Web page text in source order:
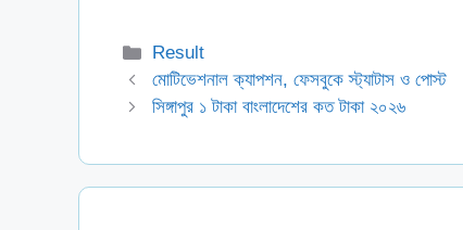
Categories
Result
মোটিভেশনাল ক্যাপশন, ফেসবুকে স্ট্যাটাস ও পোস্ট
সিঙ্গাপুর ১ টাকা বাংলাদেশের কত টাকা ২০২৬